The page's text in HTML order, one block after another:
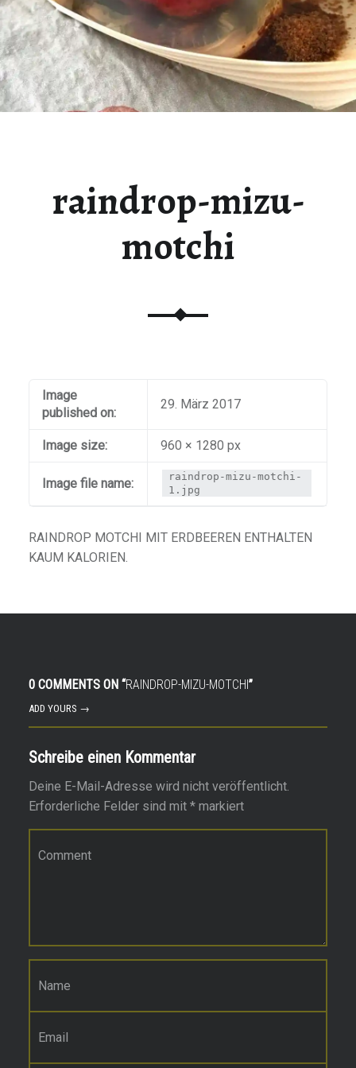
raindrop-mizu-
motchi
Image
published on:
29. März 2017
Image size: 960 × 1280 px
Image file name:
raindrop-mizu-motchi-
1.jpg
RAINDROP MOTCHI MIT ERDBEEREN ENTHALTEN
KAUM KALORIEN.
0 COMMENTS ON “RAINDROP-MIZU-MOTCHI”
ADD YOURS →
Schreibe einen Kommentar
Deine E-Mail-Adresse wird nicht veröffentlicht.
Erforderliche Felder sind mit *markiert
Name
*